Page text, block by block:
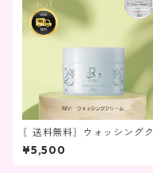
〖送料無料〗ウォッシングク
リーム
¥5,500